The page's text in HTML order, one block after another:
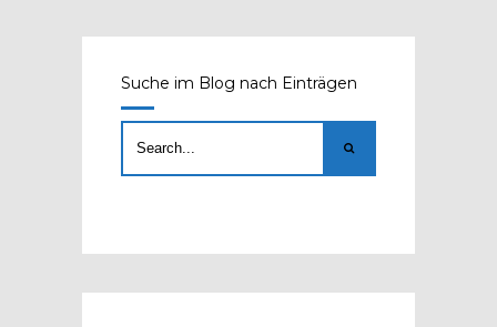
Suche im Blog nach Einträgen